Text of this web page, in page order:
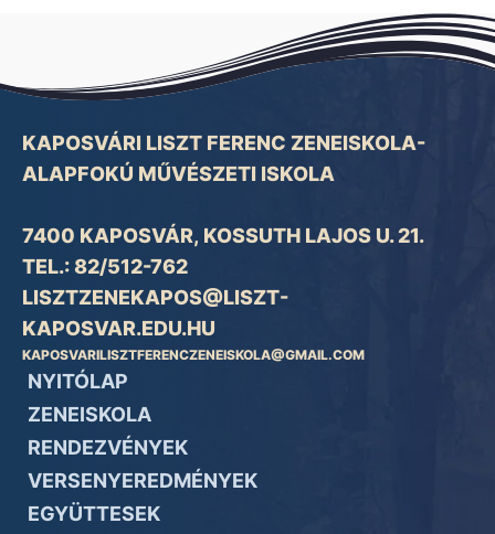
KAPOSVÁRI LISZT FERENC ZENEISKOLA-
ALAPFOKÚ MŰVÉSZETI ISKOLA
7400 KAPOSVÁR, KOSSUTH LAJOS U. 21.
TEL.: 82/512-762
LISZTZENEKAPOS@LISZT-
KAPOSVAR.EDU.HU
KAPOSVARILISZTFERENCZENEISKOLA@GMAIL.COM
NYITÓLAP
ZENEISKOLA
RENDEZVÉNYEK
VERSENYEREDMÉNYEK
EGYÜTTESEK